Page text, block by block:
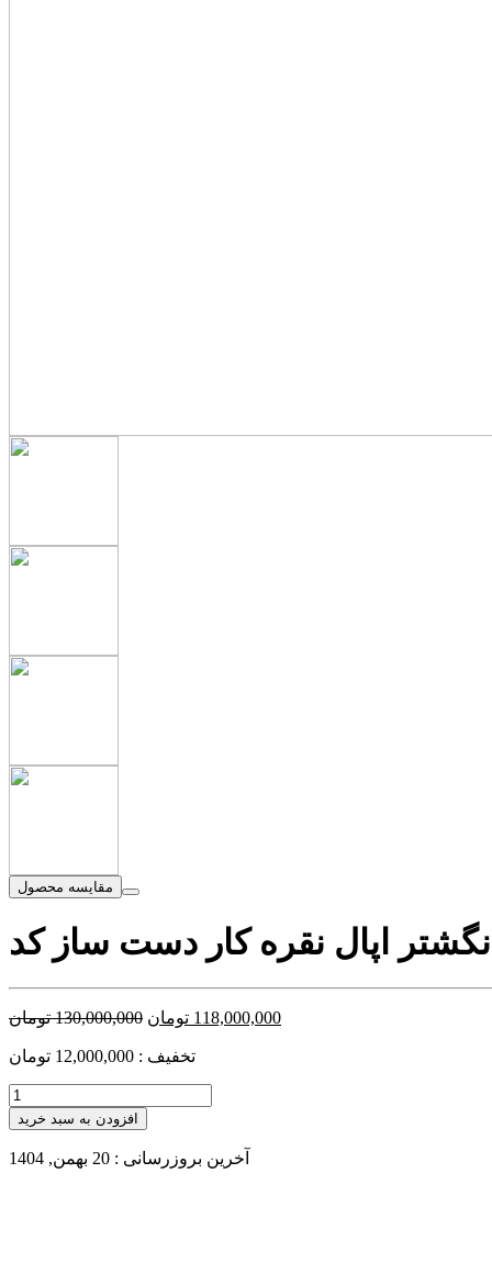
مقایسه محصول
130,000,000 تومان 118,000,000 تومان
تخفیف : 12,000,000 تومان
افزودن به سبد خرید
آخرین بروزرسانی : 20 بهمن, 1404